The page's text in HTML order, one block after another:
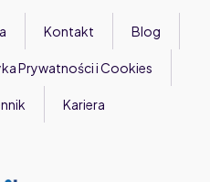
Kontakt Blog
Prywatności i Cookies
Kariera